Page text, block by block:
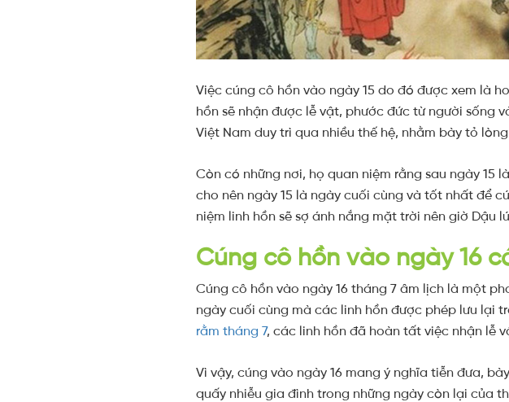
Việc cúng cô hồn vào ngày 15 do đó được xem là
hồn sẽ nhận được lễ vật, phước đức từ người sống
Việt Nam duy trì qua nhiều thế hệ, nhằm bày tỏ
Còn có những nơi, họ quan niệm rằng sau ngày
cho nên ngày 15 là ngày cuối cùng và tốt nhất để
niệm linh hồn sẽ sợ ánh nắng mặt trời nên giờ Dậu
Cúng cô hồn vào ngày 16
Cúng cô hồn vào ngày 16 tháng 7 âm lịch là một
ngày cuối cùng mà các linh hồn được phép lưu lại
rằm tháng 7, các linh hồn đã hoàn tất việc nhận lễ
Vì vậy, cúng vào ngày 16 mang ý nghĩa tiễn đưa,
quấy nhiễu gia đình trong những ngày còn lại của